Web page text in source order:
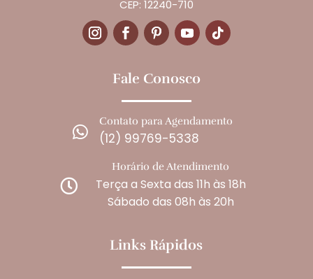
CEP: 12240-710
Fale Conosco

Contato para Agendamento
(12) 99769-5338

Horário de Atendimento
Terça a Sexta das 11h às 18h
Sábado das 08h às 20h
Links Rápidos